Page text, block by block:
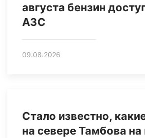
августа бензин
АЗС
09.08.2026
Стало известно,
на севере Тамбова